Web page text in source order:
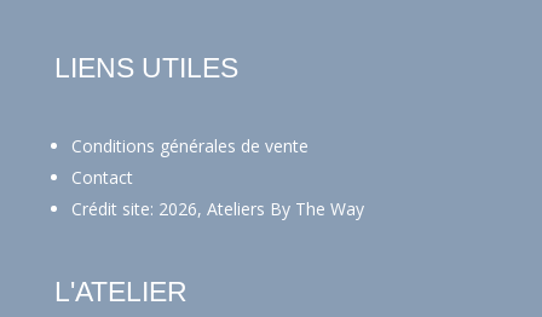
LIENS UTILES
Conditions générales de vente
Contact
Crédit site: 2026, Ateliers By The Way
L'ATELIER